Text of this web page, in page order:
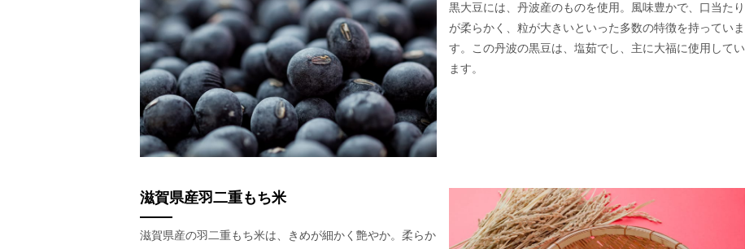
黒大豆には、丹波産のものを使用。風味豊かで、口当たり
が柔らかく、粒が大きいといった多数の特徴を持っていま
す。この丹波の黒豆は、塩茹でし、主に大福に使用してい
ます。
滋賀県産羽二重もち米
滋賀県産の羽二重もち米は、きめが細かく艶やか。柔らか